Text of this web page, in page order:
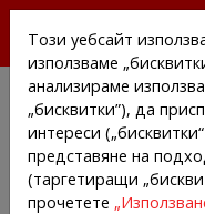
Този уебсайт
използваме
анализираме
„бисквитки”), да
интереси
представяне на
(таргетиращи
прочетете